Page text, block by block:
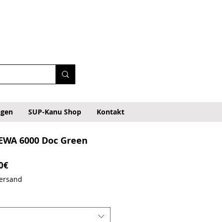
SUP-Kanu Shop Kontakt
6000 Doc Green
Prezzo scontato